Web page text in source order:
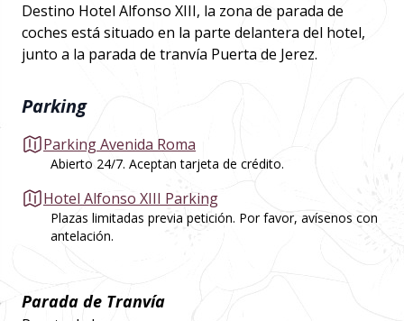
Destino Hotel Alfonso XIII, la zona de parada de
coches está situado en la parte delantera del hotel,
junto a la parada de tranvía Puerta de Jerez.
Parking
Parking Avenida Roma
Abierto 24/7. Aceptan tarjeta de crédito.
Hotel Alfonso XIII Parking
Plazas limitadas previa petición. Por favor, avísenos con
antelación.
Parada de Tranvía